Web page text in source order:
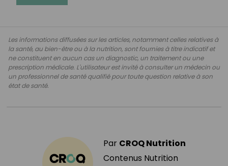
Les informations diffusées sur les articles, notamment celles relatives à
la santé, au bien-être ou à la nutrition, sont fournies à titre indicatif et
ne constituent en aucun cas un diagnostic, un traitement ou une
prescription médicale. L'utilisateur est invité à consulter un médecin ou
un professionnel de santé qualifié pour toute question relative à son
état de santé.
Par CROQ Nutrition
Contenus Nutrition